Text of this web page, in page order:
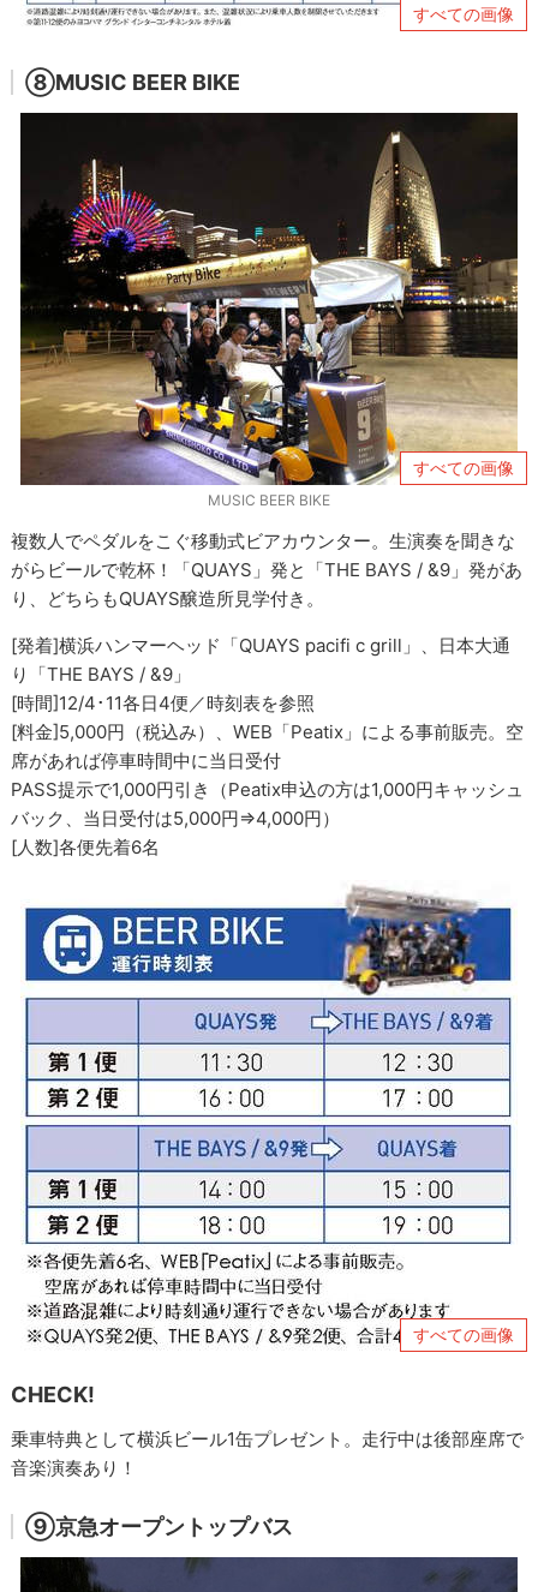
すべての画像
⑧MUSIC BEER BIKE
すべての画像
MUSIC BEER BIKE
複数人でペダルをこぐ移動式ビアカウンター。生演奏を聞きな
がらビールで乾杯！「QUAYS」発と「THE BAYS / &9」発があ
り、どちらもQUAYS醸造所見学付き。
[発着]横浜ハンマーヘッド「QUAYS pacifi c grill」、日本大通
り「THE BAYS / &9」
[時間]12/4･11各日4便／時刻表を参照
[料金]5,000円（税込み）、WEB「Peatix」による事前販売。空
席があれば停車時間中に当日受付
PASS提示で1,000円引き（Peatix申込の方は1,000円キャッシュ
バック、当日受付は5,000円⇒4,000円）
[人数]各便先着6名
すべての画像
CHECK!
乗車特典として横浜ビール1缶プレゼント。走行中は後部座席で
音楽演奏あり！
⑨京急オープントップバス